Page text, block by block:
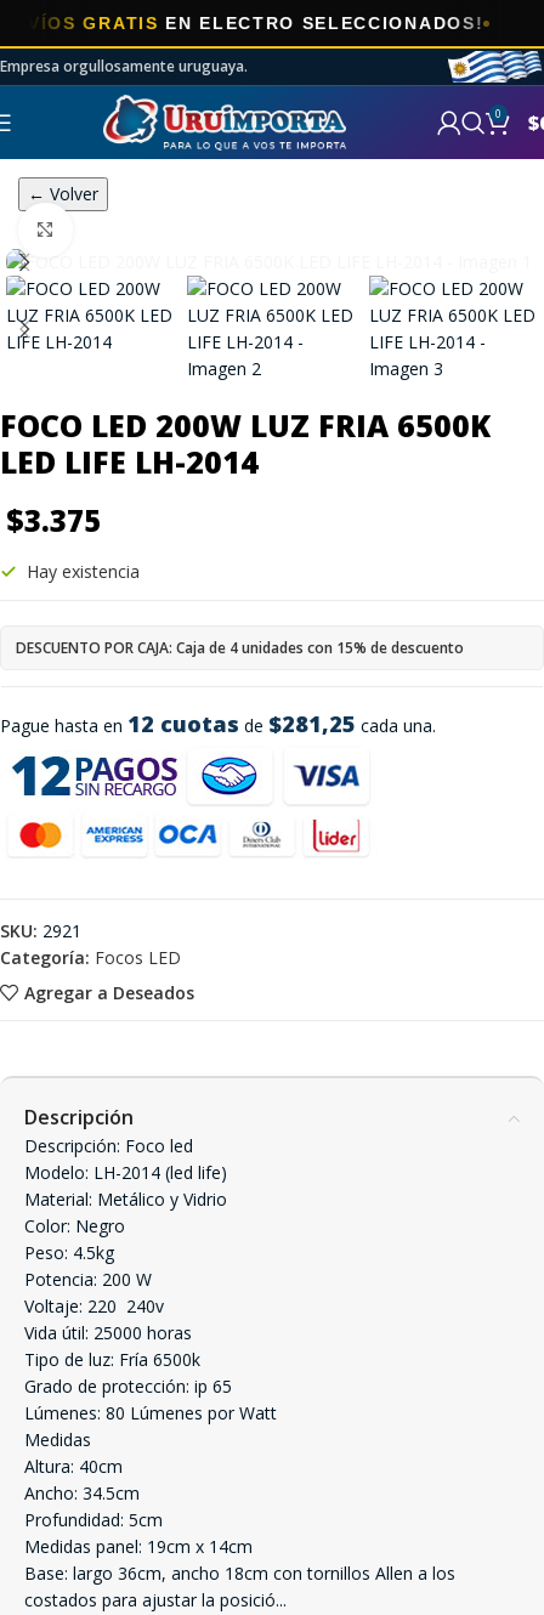
GRATISEN ELECTRO SELECCIONADOS!
Empresa orgullosamente uruguaya.
0 $
← Volver
FOCO LED 200W LUZ FRIA 6500K
LED LIFE LH-2014
$3.375
Pague hasta en 12 cuotas de $281,25 cada una.
Hay existencia
DESCUENTO POR CAJA: Caja de 4 unidades con 15% de descuento
Agregar a Deseados
SKU: 2921
Categoría: Focos LED
Descripción
Descripción: Foco led
Modelo: LH-2014 (led life)
Material: Metálico y Vidrio
Color: Negro
Peso: 4.5kg
Potencia: 200 W
Voltaje: 220  240v
Vida útil: 25000 horas
Tipo de luz: Fría 6500k
Grado de protección: ip 65
Lúmenes: 80 Lúmenes por Watt
Medidas
Altura: 40cm
Ancho: 34.5cm
Profundidad: 5cm
Medidas panel: 19cm x 14cm
Base: largo 36cm, ancho 18cm con tornillos Allen a los
costados para ajustar la posició...